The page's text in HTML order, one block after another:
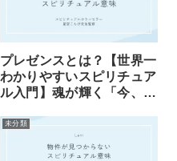
プレゼンスとは？【世界一
わかりやすいスピリチュア
ル入門】魂が輝く「今、こ
未分類